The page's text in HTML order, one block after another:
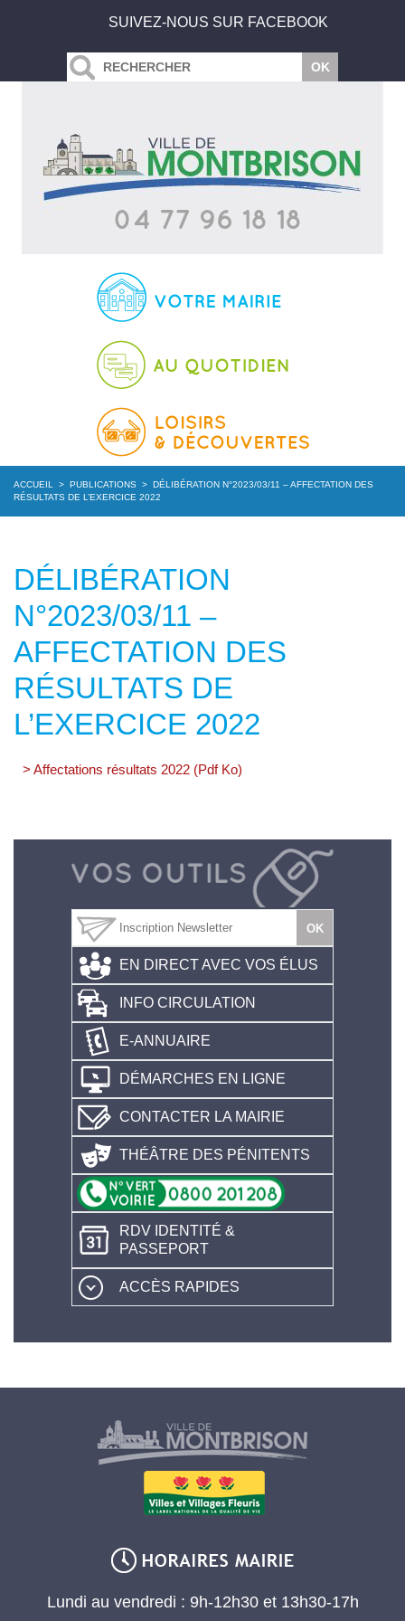
SUIVEZ-NOUS SUR FACEBOOK
ACCUEIL > PUBLICATIONS > DÉLIBÉRATION N°2023/03/11 – AFFECTATION DES
RÉSULTATS DE L’EXERCICE 2022
DÉLIBÉRATION
N°2023/03/11 –
AFFECTATION DES
RÉSULTATS DE
L’EXERCICE 2022
> Affectations résultats 2022 (Pdf Ko)
EN DIRECT AVEC VOS ÉLUS
INFO CIRCULATION
E-ANNUAIRE
DÉMARCHES EN LIGNE
CONTACTER LA MAIRIE
THÉÂTRE DES PÉNITENTS
RDV IDENTITÉ &
PASSEPORT
ACCÈS RAPIDES
Lundi au vendredi : 9h-12h30 et 13h30-17h